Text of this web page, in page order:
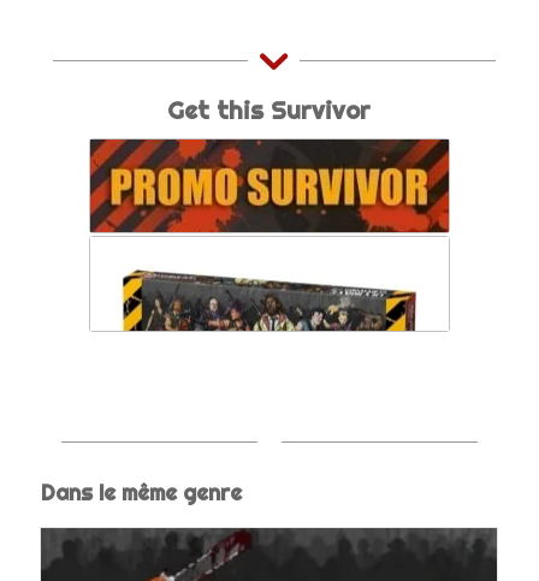
Get this Survivor
Dans le même genre